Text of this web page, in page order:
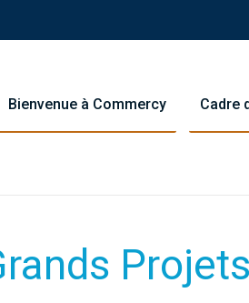
Bienvenue à Commercy Cadre